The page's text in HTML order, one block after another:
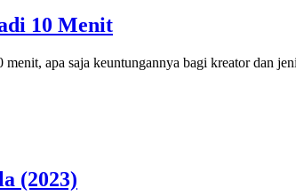
10 Menit
apa saja keuntungannya bagi kreator dan
(2023)